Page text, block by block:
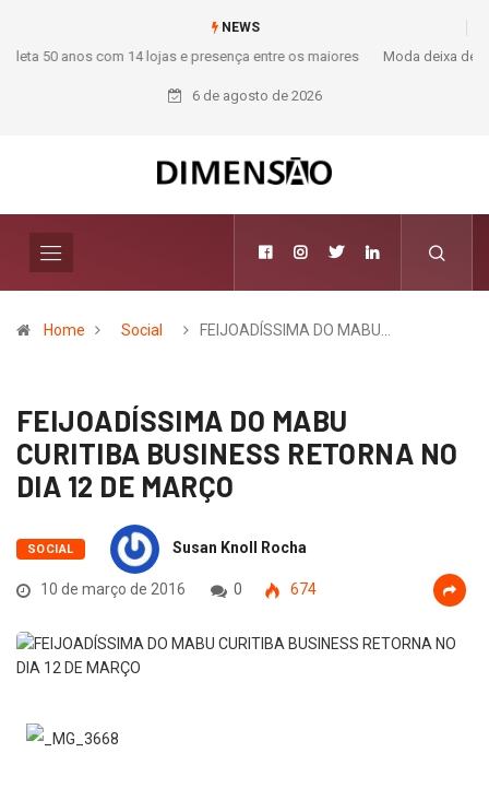
NEWS
Moda deixa de seguir tendências e passa a contar histórias; Forward
aposta na curadoria como novo luxo
6 de agosto de 2026
Home Social FEIJOADÍSSIMA DO MABU…
FEIJOADÍSSIMA DO MABU
CURITIBA BUSINESS RETORNA NO
DIA 12 DE MARÇO
SOCIAL Susan Knoll Rocha
10 de março de 2016 0 674